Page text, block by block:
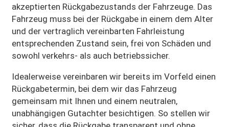
akzeptierten Rückgabezustands der Fahrzeuge. Das
Fahrzeug muss bei der Rückgabe in einem dem Alter
und der vertraglich vereinbarten Fahrleistung
entsprechenden Zustand sein, frei von Schäden und
sowohl verkehrs- als auch betriebssicher.
Idealerweise vereinbaren wir bereits im Vorfeld einen
Rückgabetermin, bei dem wir das Fahrzeug
gemeinsam mit Ihnen und einem neutralen,
unabhängigen Gutachter besichtigen. So stellen wir